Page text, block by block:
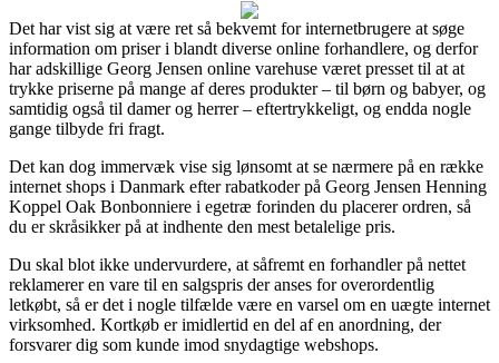
Det har vist sig at være ret så bekvemt for internetbrugere at søge
information om priser i blandt diverse online forhandlere, og derfor
har adskillige Georg Jensen online varehuse været presset til at at
trykke priserne på mange af deres produkter – til børn og babyer, og
samtidig også til damer og herrer – eftertrykkeligt, og endda nogle
gange tilbyde fri fragt.
Det kan dog immervæk vise sig lønsomt at se nærmere på en række
internet shops i Danmark efter rabatkoder på Georg Jensen Henning
Koppel Oak Bonbonniere i egetræ forinden du placerer ordren, så
du er skråsikker på at indhente den mest betalelige pris.
Du skal blot ikke undervurdere, at såfremt en forhandler på nettet
reklamerer en vare til en salgspris der anses for overordentlig
letkøbt, så er det i nogle tilfælde være en varsel om en uægte internet
virksomhed. Kortkøb er imidlertid en del af en anordning, der
forsvarer dig som kunde imod snydagtige webshops.